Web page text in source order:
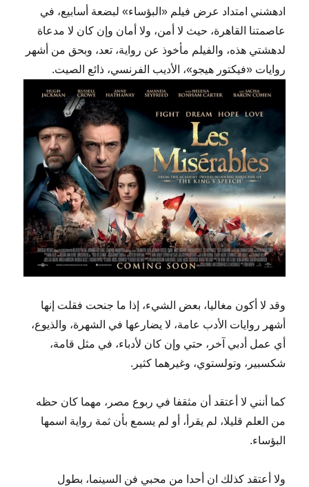
ادهشني امتداد عرض فيلم «البؤساء» لبضعة أسابيع، في
عاصمتنا القاهرة، حيث لا أمن، ولا أمان وإن كان لا مدعاة
لدهشتي هذه، والفيلم مأخوذ عن رواية، تعد، وبحق من أشهر
روايات «فيكتور هيجو»، الأديب الفرنسي، ذائع الصيت.
وقد لا أكون مغاليا، بعض الشيء، إذا ما جنحت فقلت إنها
أشهر روايات الأدب عامة، لا يضارعها في الشهرة، والذيوع،
أي عمل أدبي آخر، حتي وإن كان لأدباء، في مثل قامة،
شكسبير، وتولستوي، وغيرهما كثير.
كما أنني لا أعتقد أن مثقفا في ربوع مصر، مهما كان حظه
من العلم قليلا، لم يقرأ، أو لم يسمع بأن ثمة رواية اسمها
البؤساء.
ولا أعتقد كذلك ان أحدا من محبي فن السينما، بطول